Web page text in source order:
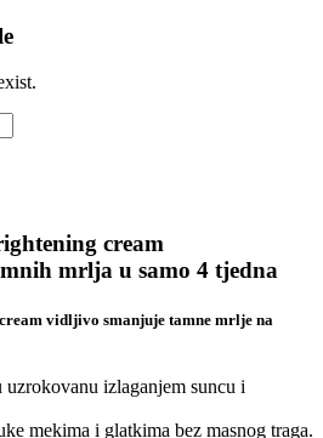
cream
mrlja u samo 4 tjedna
vidljivo smanjuje tamne mrlje na
izlaganjem suncu i
mekima i glatkima bez masnog traga.​